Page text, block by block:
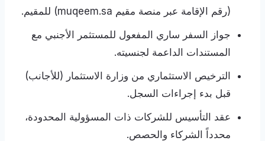
(رقم الإقامة عبر منصة مقيم muqeem.sa) للمقيم.
جواز السفر ساري المفعول للمستثمر الأجنبي مع
المستندات الداعمة لجنسيته.
الترخيص الاستثماري من وزارة الاستثمار (للأجانب)
قبل بدء إجراءات السجل.
عقد التأسيس للشركات ذات المسؤولية المحدودة،
محدداً الشركاء والحصص.